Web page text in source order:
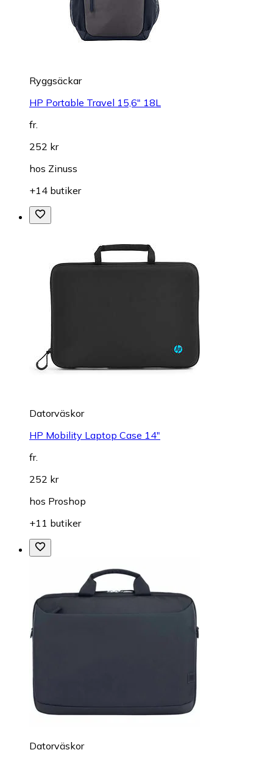
Ryggsäckar
HP Portable Travel 15,6" 18L
fr.
252 kr
hos Zinuss
+14 butiker
Datorväskor
HP Mobility Laptop Case 14"
fr.
252 kr
hos Proshop
+11 butiker
Datorväskor